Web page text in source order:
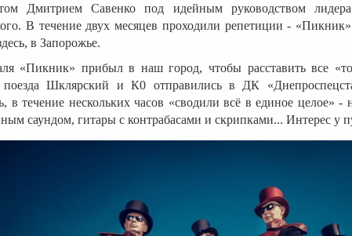
Дмитрием Савенко под идейным руководством
В течение двух месяцев проходили репетиции -
в Запорожье.
«Пикник» прибыл в наш город, чтобы расставить все
Шклярский и К0 отправились в ДК
в течение нескольких часов «сводили всё в единое целое» -
саундом, гитары с контрабасами и скрипками... Интерес у